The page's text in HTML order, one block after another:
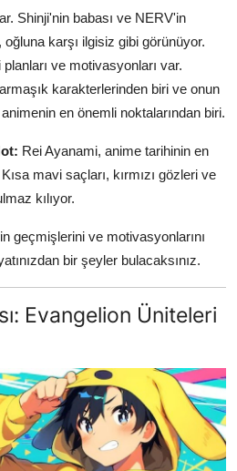
Shinji'nin babası ve NERV'in
karşı ilgisiz gibi görünüyor.
ve motivasyonları var.
karakterlerinden biri ve onun
en önemli noktalarından biri.
Rei Ayanami, anime tarihinin en
mavi saçları, kırmızı gözleri ve
kılıyor.
geçmişlerini ve motivasyonlarını
bir şeyler bulacaksınız.
Evangelion Üniteleri